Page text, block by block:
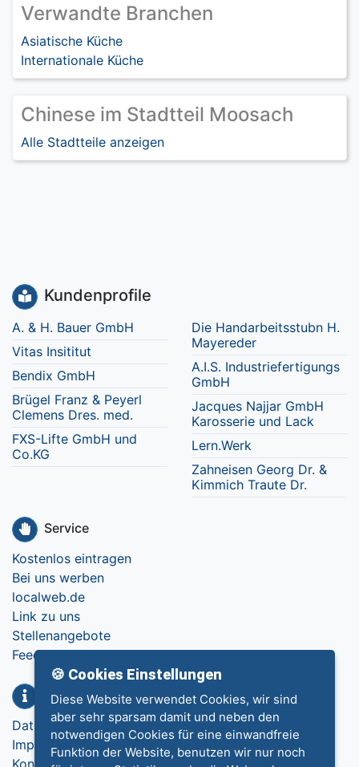
Verwandte Branchen
Asiatische Küche
Internationale Küche
Chinese im Stadtteil Moosach
Alle Stadtteile anzeigen
Kundenprofile
A. & H. Bauer GmbH
Vitas Insititut
Bendix GmbH
Brügel Franz & Peyerl
Clemens Dres. med.
FXS-Lifte GmbH und
Co.KG
Die Handarbeitsstubn H.
Mayereder
A.I.S. Industriefertigungs
GmbH
Jacques Najjar GmbH
Karosserie und Lack
Lern.Werk
Zahneisen Georg Dr. &
Kimmich Traute Dr.
Service
Kostenlos eintragen
Bei uns werben
localweb.de
Link zu uns
Stellenangebote
Feedback
Info
Datenschutz
Impressum
Kontakt
🍪 Cookies Einstellungen
Diese Website verwendet Cookies, wir sind
aber sehr sparsam damit und neben den
notwendigen Cookies für eine einwandfreie
Funktion der Website, benutzen wir nur noch